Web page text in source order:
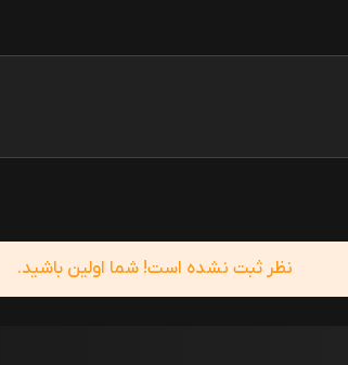
نظر ثبت نشده است! شما اولین باشید.